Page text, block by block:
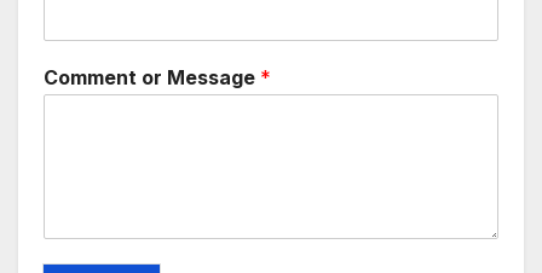
Comment or Message *